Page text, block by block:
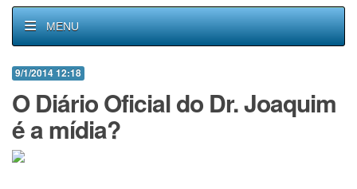
MENU
9/1/2014 12:18
O Diário Oficial do Dr. Joaquim
é a mídia?